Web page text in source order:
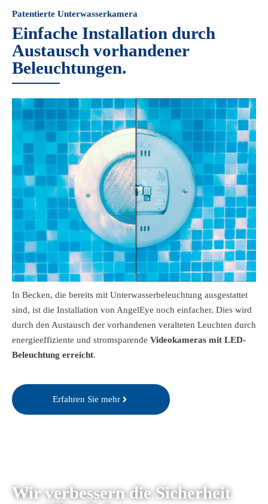
Patentierte Unterwasserkamera
Einfache Installation durch
Austausch vorhandener
Beleuchtungen.
In Becken, die bereits mit Unterwasserbeleuchtung ausgestattet
sind, ist die Installation von AngelEye noch einfacher. Dies wird
durch den Austausch der vorhandenen veralteten Leuchten durch
energieeffiziente und stromsparende Videokameras mit LED-
Beleuchtung erreicht.
Erfahren Sie mehr
Wir verbessern die Sicherheit